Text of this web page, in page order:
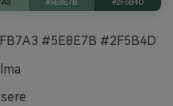
#5E8E7B #2F5B4D